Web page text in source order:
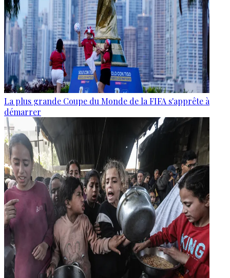
La plus grande Coupe du Monde de la FIFA s'apprête à
démarrer